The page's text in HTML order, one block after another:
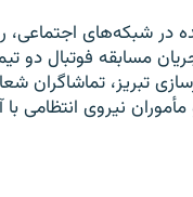
در شبکه‌های اجتماعی،
مسابقه فوتبال دو
تبریز، تماشاگران
نیروی انتظامی با